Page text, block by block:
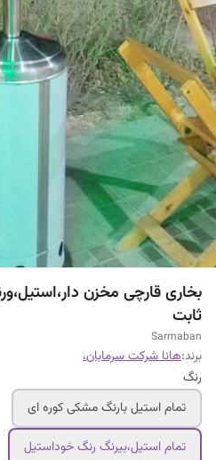
بخاری قارچی مخزن
ثابت
Sarmaban
برند:هانا شرکت سرمابان،
رنگ
تمام استیل بارنگ مشکی کوره ای
تمام استیل،بیرنگ رنگ خوداستیل